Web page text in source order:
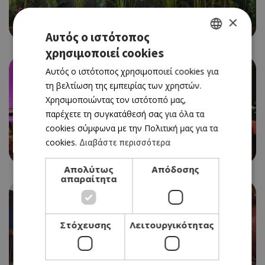
CAFE RESTAURANT
LIVE BAR
7 SEAS
ENGLISH
×
Αυτός ο ιστότοπος
χρησιμοποιεί cookies
Αυτός ο ιστότοπος χρησιμοποιεί cookies για
τη βελτίωση της εμπειρίας των χρηστών.
Χρησιμοποιώντας τον ιστότοπό μας,
παρέχετε τη συγκατάθεσή σας για όλα τα
cookies σύμφωνα με την Πολιτική μας για τα
cookies. Διαβάστε περισσότερα
Απολύτως
απαραίτητα
Απόδοσης
Στόχευσης Λειτουργικότητας